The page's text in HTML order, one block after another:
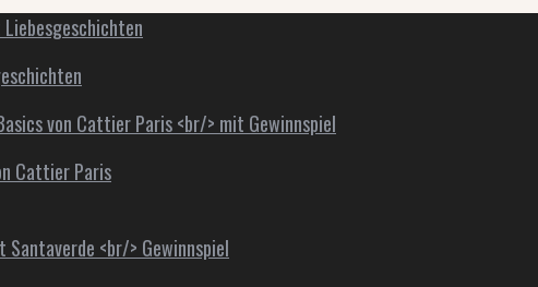
Cattier Paris